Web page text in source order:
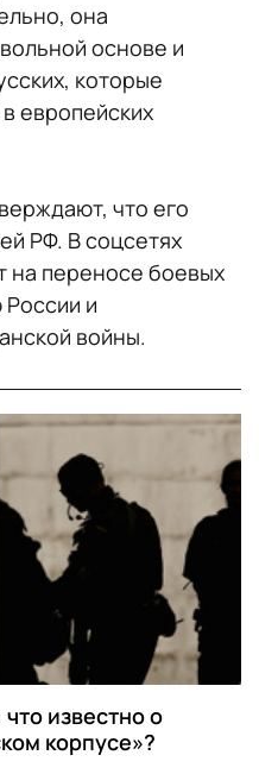
она
основе и
которые
европейских
что его
РФ. В соцсетях
на переносе боевых
и
войны.
известно о
корпусе»?